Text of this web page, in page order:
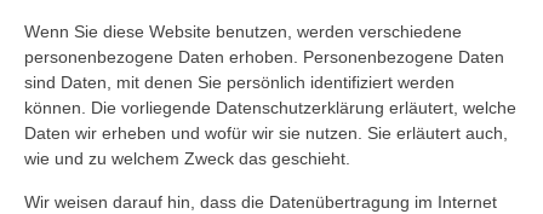
Wenn Sie diese Website benutzen, werden verschiedene
personenbezogene Daten erhoben. Personenbezogene Daten
sind Daten, mit denen Sie persönlich identifiziert werden
können. Die vorliegende Datenschutzerklärung erläutert, welche
Daten wir erheben und wofür wir sie nutzen. Sie erläutert auch,
wie und zu welchem Zweck das geschieht.
Wir weisen darauf hin, dass die Datenübertragung im Internet